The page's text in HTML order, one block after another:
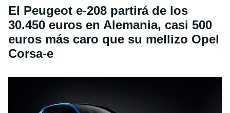
El Peugeot e-208 partirá de los
30.450 euros en Alemania, casi 500
euros más caro que su mellizo Opel
Corsa-e